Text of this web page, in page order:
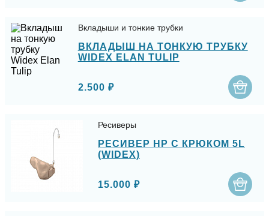
Вкладыши и тонкие трубки
ВКЛАДЫШ НА ТОНКУЮ ТРУБКУ
WIDEX ELAN TULIP
2.500 ₽
Ресиверы
РЕСИВЕР HP С КРЮКОМ 5L
(WIDEX)
15.000 ₽